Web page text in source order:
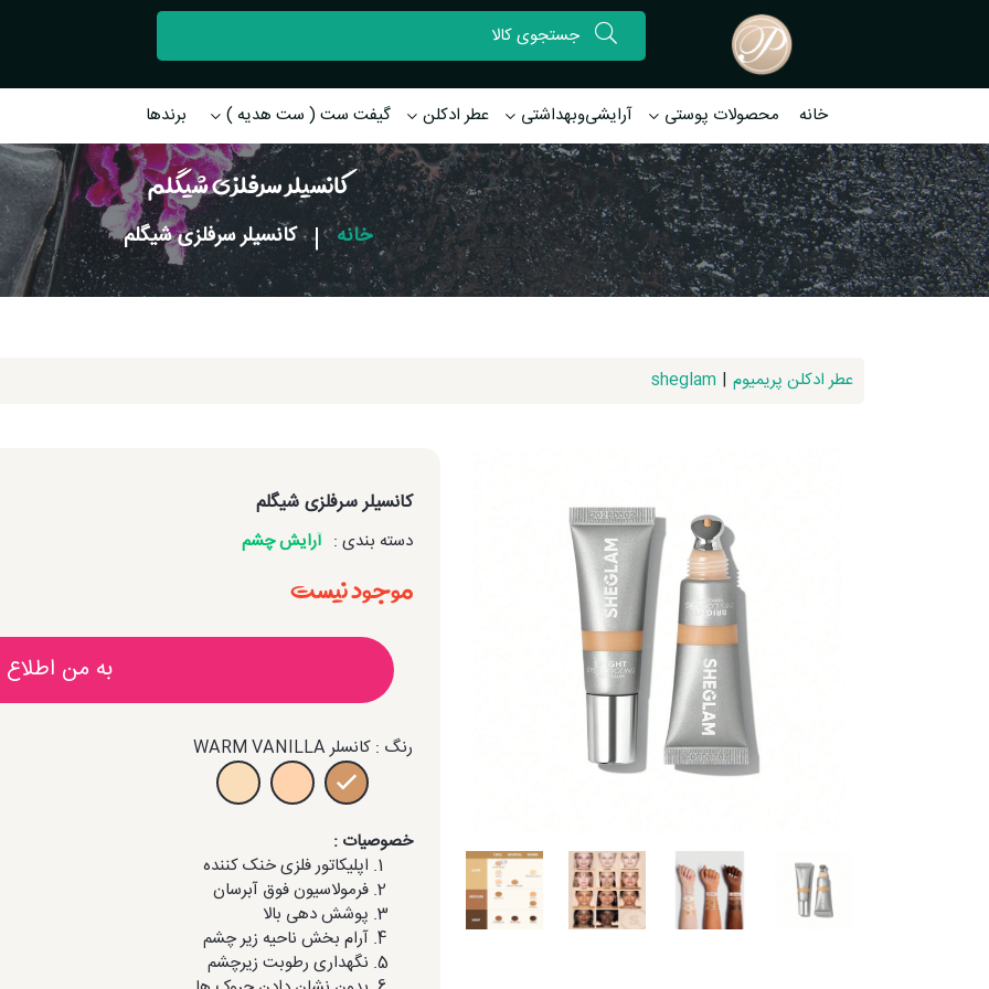
خانه محصولات پوستی آرایشی‌وبهداشتی عطر ادکلن گیفت ست ( ست هدیه ) برندها
کانسیلر سرفلزی شیگلم
خانه | کانسیلر سرفلزی شیگلم
عطر ادکلن پریمیوم |
sheglam
کانسیلر سرفلزی شیگلم
دسته بندی : آرایش چشم
موجود نیست
به من اطلاع
رنگ : کانسلر WARM VANILLA
خصوصیات :
اپلیکاتور فلزی خنک کننده
فرمولاسیون فوق آبرسان
پوشش دهی بالا
آرام بخش ناحیه زیر چشم
نگهداری رطوبت زیرچشم